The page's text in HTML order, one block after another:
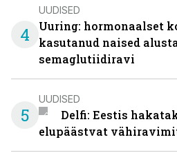
4
UUDISED
Uuring: hormonaalset
kasutanud naised
semaglutiidiravi
5
UUDISED
Delfi: Eestis
elupäästvat